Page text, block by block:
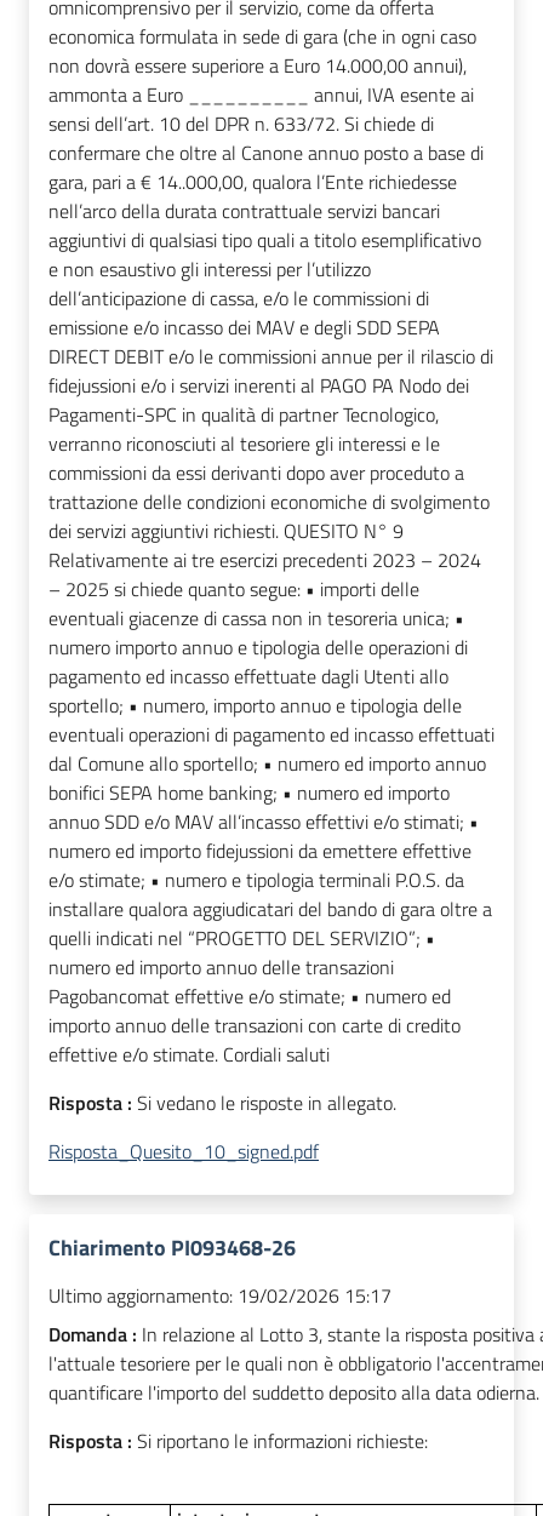
Risposta : Si vedano le risposte in allegato.
Risposta_Quesito_10_signed.pdf
Chiarimento PI093468-26
Ultimo aggiornamento: 19/02/2026 15:17
Domanda : In relazione al Lotto 3, stante la risposta positiva
l'attuale tesoriere per le quali non è obbligatorio
quantificare l'importo del suddetto deposito alla data odierna.
Risposta : Si riportano le informazioni richieste: